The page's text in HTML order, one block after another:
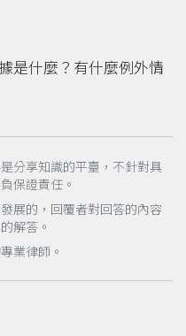
是什麼？有什麼例外情
分享知識的平臺，不針對具
保證責任。
展的，回覆者對回答的內容
解答。
業律師。